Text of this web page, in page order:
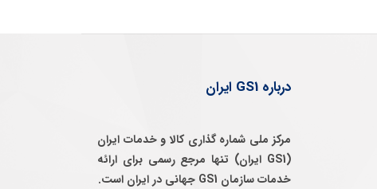
درباره GS1 ایران
مرکز ملی شماره گذاری کالا و خدمات ایران
(GS1 ایران) تنها مرجع رسمی برای ارائه
خدمات سازمان GS1 جهانی در ایران است.